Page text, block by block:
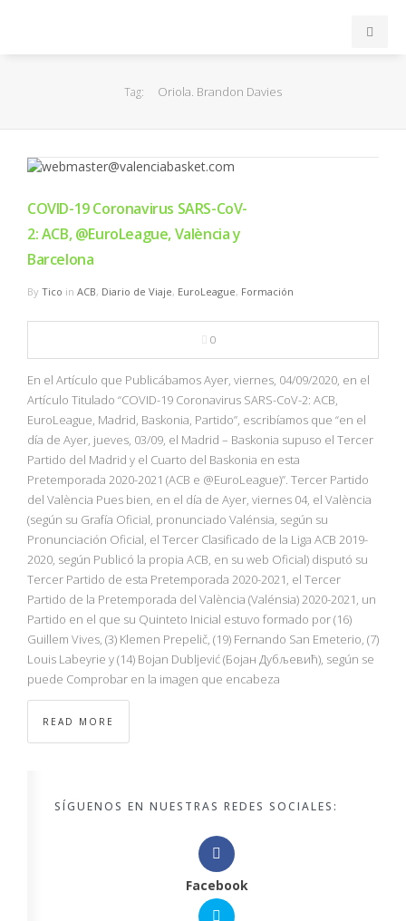
EuroLeague
FIBA
OTROS
NBA
MULTIMEDIA
Tag: Oriola. Brandon Davies
COVID-19 Coronavirus SARS-CoV-
2: ACB, @EuroLeague, València y
Barcelona
By Tico in ACB, Diario de Viaje, EuroLeague, Formación
0
En el Artículo que Publicábamos Ayer, viernes, 04/09/2020, en el
Artículo Titulado “COVID-19 Coronavirus SARS-CoV-2: ACB,
EuroLeague, Madrid, Baskonia, Partido”, escribíamos que “en el
día de Ayer, jueves, 03/09, el Madrid – Baskonia supuso el Tercer
Partido del Madrid y el Cuarto del Baskonia en esta
Pretemporada 2020-2021 (ACB e @EuroLeague)”. Tercer Partido
del València Pues bien, en el día de Ayer, viernes 04, el València
(según su Grafía Oficial, pronunciado Valénsia, según su
Pronunciación Oficial, el Tercer Clasificado de la Liga ACB 2019-
2020, según Publicó la propia ACB, en su web Oficial) disputó su
Tercer Partido de esta Pretemporada 2020-2021, el Tercer
Partido de la Pretemporada del València (Valénsia) 2020-2021, un
Partido en el que su Quinteto Inicial estuvo formado por (16)
Guillem Vives, (3) Klemen Prepelič, (19) Fernando San Emeterio, (7)
Louis Labeyrie y (14) Bojan Dubljević (Бојан Дубљевић), según se
puede Comprobar en la imagen que encabeza
READ MORE
SÍGUENOS EN NUESTRAS REDES SOCIALES:
Facebook